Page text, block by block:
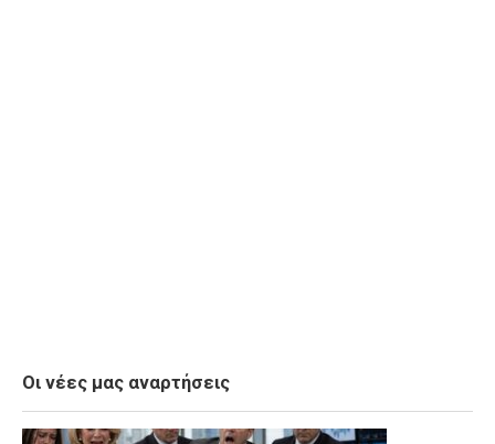
Οι νέες μας αναρτήσεις